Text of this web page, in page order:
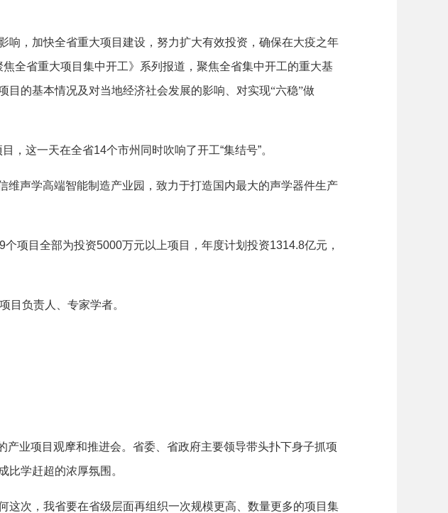
响，加快全省重大项目建设，努力扩大有效投资，确保在大疫之年
全省重大项目集中开工》系列报道，聚焦全省集中开工的重大基
的基本情况及对当地经济社会发展的影响、对实现“六稳”做
这一天在全省14个市州同时吹响了开工“集结号”。
声学高端智能制造产业园，致力于打造国内最大的声学器件生产
目全部为投资5000万元以上项目，年度计划投资1314.8亿元，
负责人、专家学者。
业项目观摩和推进会。省委、省政府主要领导带头扑下身子抓项
比学赶超的浓厚氛围。
次，我省要在省级层面再组织一次规模更高、数量更多的项目集